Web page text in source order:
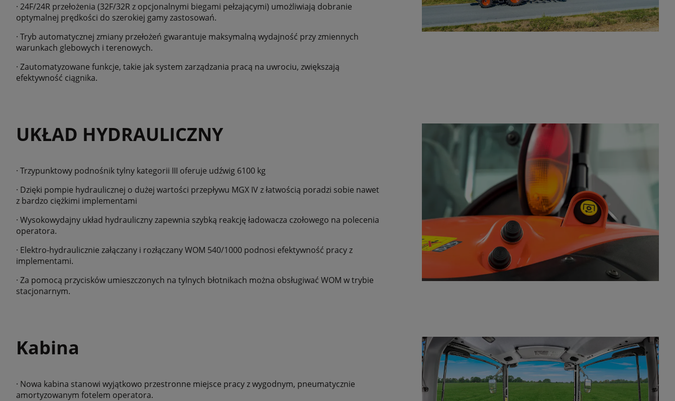
· 24F/24R przełożenia (32F/32R z opcjonalnymi biegami pełzającymi) umożliwiają dobranie
optymalnej prędkości do szerokiej gamy zastosowań.
· Tryb automatycznej zmiany przełożeń gwarantuje maksymalną wydajność przy zmiennych
warunkach glebowych i terenowych.
· Zautomatyzowane funkcje, takie jak system zarządzania pracą na uwrociu, zwiększają
efektywność ciągnika.
UKŁAD HYDRAULICZNY
· Trzypunktowy podnośnik tylny kategorii III oferuje udźwig 6100 kg
· Dzięki pompie hydraulicznej o dużej wartości przepływu MGX IV z łatwością poradzi sobie nawet
z bardzo ciężkimi implementami
· Wysokowydajny układ hydrauliczny zapewnia szybką reakcję ładowacza czołowego na polecenia
operatora.
· Elektro-hydraulicznie załączany i rozłączany WOM 540/1000 podnosi efektywność pracy z
implementami.
· Za pomocą przycisków umieszczonych na tylnych błotnikach można obsługiwać WOM w trybie
stacjonarnym.
Kabina
· Nowa kabina stanowi wyjątkowo przestronne miejsce pracy z wygodnym, pneumatycznie
amortyzowanym fotelem operatora.